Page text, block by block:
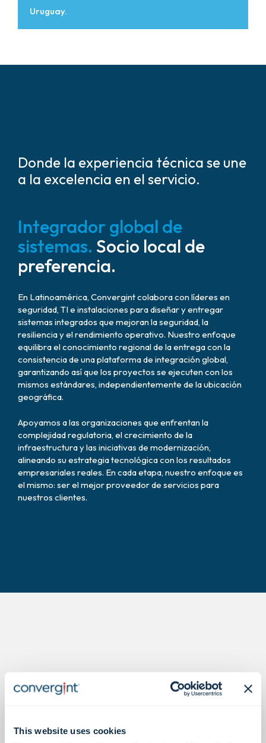
This website uses cookies
Uruguay.
Donde la experiencia técnica se une
a la excelencia en el servicio.
Integrador global de
sistemas. Socio local de
preferencia.
En Latinoamérica, Convergint colabora con líderes en
seguridad, TI e instalaciones para diseñar y entregar
sistemas integrados que mejoran la seguridad, la
resiliencia y el rendimiento operativo. Nuestro enfoque
equilibra el conocimiento regional de la entrega con la
consistencia de una plataforma de integración global,
garantizando así que los proyectos se ejecuten con los
mismos estándares, independientemente de la ubicación
geográfica.
Apoyamos a las organizaciones que enfrentan la
complejidad regulatoria, el crecimiento de la
infraestructura y las iniciativas de modernización,
alineando su estrategia tecnológica con los resultados
empresariales reales. En cada etapa, nuestro enfoque es
el mismo: ser el mejor proveedor de servicios para
nuestros clientes.
La prueba está en los números.